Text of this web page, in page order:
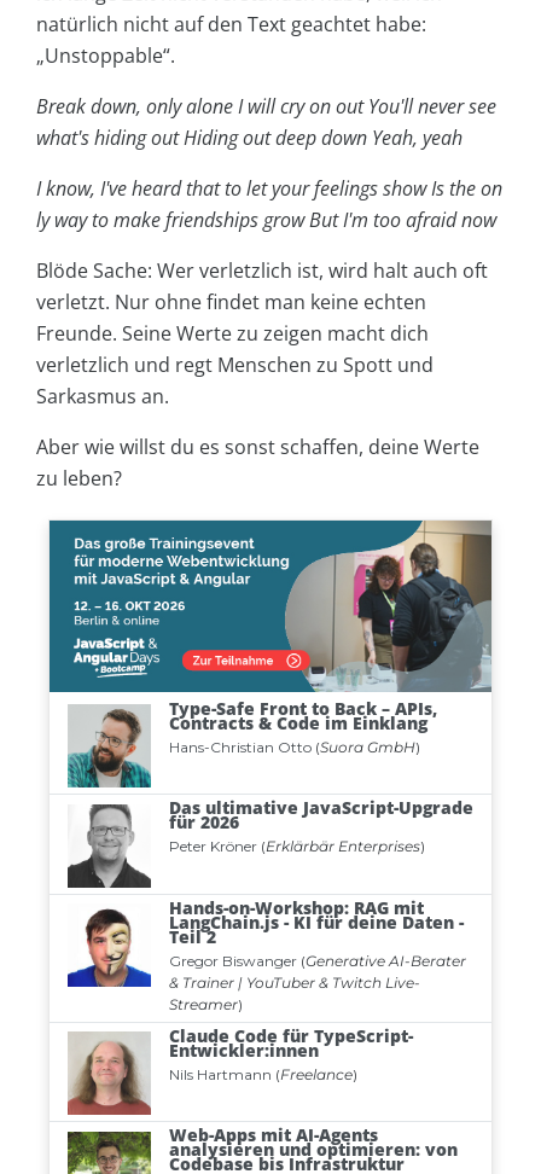
natürlich nicht auf den Text geachtet habe:
„Unstoppable“.
Break down, only alone I will cry on out You'll never see
what's hiding outHiding out deep down Yeah, yeah
I know, I've heard that to let your feelings showIs the on
ly way to make friendships growBut I'm too afraid now
Blöde Sache: Wer verletzlich ist, wird halt auch oft
verletzt. Nur ohne findet man keine echten
Freunde. Seine Werte zu zeigen macht dich
verletzlich und regt Menschen zu Spott und
Sarkasmus an.
Aber wie willst du es sonst schaffen, deine Werte
zu leben?